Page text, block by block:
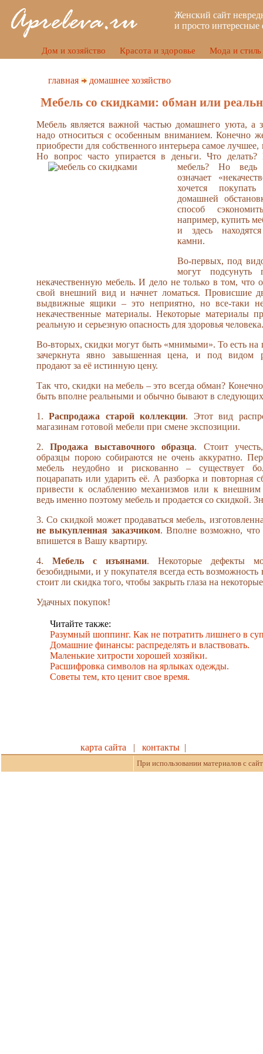
Женский сайт
и просто
Дом и хозяйство Красота и здоровье Мода и стиль
главная домашнее хозяйство
Мебель со скидками: обман или
Мебель является важной частью домашнего уюта, а
надо относиться с особенным вниманием. Конечно
приобрести для собственного интерьера самое лучшее,
Но вопрос часто упирается в деньги. Что
мебель? Но ведь
означает
хочется
домашней
способ
например, купить
и здесь
камни.
Во-первых, под
могут подсунуть
некачественную мебель. И дело не только в том, что
свой внешний вид и начнет ломаться. Провисшие
выдвижные ящики – это неприятно, но все-таки
некачественные материалы. Некоторые материалы
реальную и серьезную опасность для здоровья человека.
Во-вторых, скидки могут быть «мнимыми». То есть на
зачеркнута явно завышенная цена, и под видом
продают за её истинную цену.
Так что, скидки на мебель – это всегда обман?
быть вполне реальными и обычно бывают в следующих
1.Распродажа старой коллекции. Этот вид
магазинам готовой мебели при смене экспозиции.
2.Продажа выставочного образца. Стоит
образцы порою собираются не очень аккуратно.
мебель неудобно и рискованно – существует
поцарапать или ударить её. А разборка и повторная
привести к ослаблению механизмов или к
ведь именно поэтому мебель и продается со скидкой.
3. Со скидкой может продаваться мебель,
не выкупленная заказчиком. Вполне возможно, что
впишется в Вашу квартиру.
4. Мебель с изъянами. Некоторые дефекты
безобидными, и у покупателя всегда есть возможность
стоит ли скидка того, чтобы закрыть глаза на
Удачных покупок!
Читайте также:
Разумный шоппинг. Как не потратить лишнего в
Домашние финансы: распределять и властвовать.
Маленькие хитрости хорошей хозяйки.
Расшифровка символов на ярлыках одежды.
Советы тем, кто ценит свое время.
карта сайта | контакты |
При использовании материалов с